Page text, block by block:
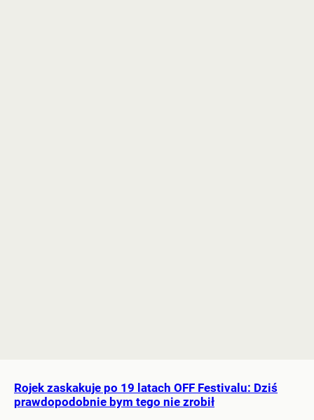
Rojek zaskakuje po 19 latach OFF Festivalu: Dziś
prawdopodobnie bym tego nie zrobił